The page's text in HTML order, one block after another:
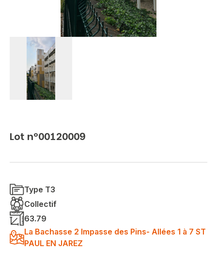
Lot n°00120009
Type T3
Collectif
63.79
La Bachasse 2 Impasse des Pins- Allées 1 à 7 ST
PAUL EN JAREZ